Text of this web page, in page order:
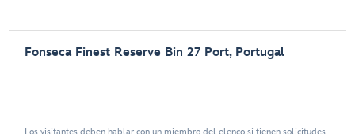
Fonseca Finest Reserve Bin 27 Port, Portugal